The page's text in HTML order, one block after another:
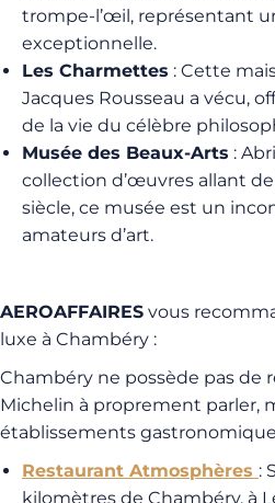
trompe-l’œil, représentant
exceptionnelle.
Les Charmettes : Cette
Jacques Rousseau a vécu,
de la vie du célèbre
Musée des Beaux-Arts :
collection d’œuvres allant de
siècle, ce musée est un
amateurs d’art.
AEROAFFAIRES vous
luxe à Chambéry :
Chambéry ne possède pas de
Michelin à proprement parler,
établissements
Restaurant Atmosphères :
kilomètres de Chambéry, à